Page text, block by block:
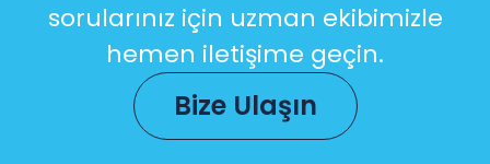
sorularınız için uzman ekibimizle
hemen iletişime geçin.
Bize Ulaşın